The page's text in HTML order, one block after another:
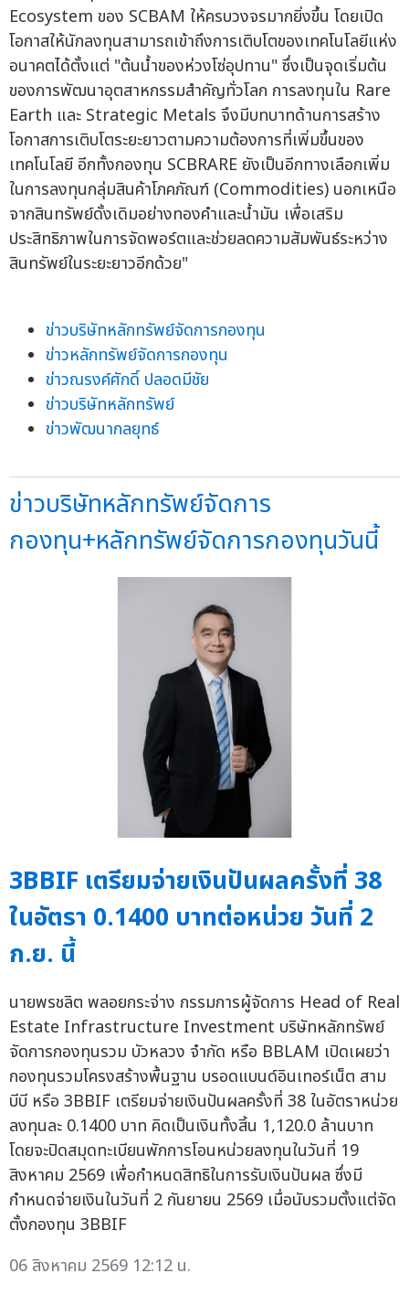
Ecosystem ของ SCBAM ให้ครบวงจรมากยิ่งขึ้น โดยเปิด
โอกาสให้นักลงทุนสามารถเข้าถึงการเติบโตของเทคโนโลยีแห่ง
อนาคตได้ตั้งแต่ "ต้นน้ำของห่วงโซ่อุปทาน" ซึ่งเป็นจุดเริ่มต้น
ของการพัฒนาอุตสาหกรรมสำคัญทั่วโลก การลงทุนใน Rare
Earth และ Strategic Metals จึงมีบทบาทด้านการสร้าง
โอกาสการเติบโตระยะยาวตามความต้องการที่เพิ่มขึ้นของ
เทคโนโลยี อีกทั้งกองทุน SCBRARE ยังเป็นอีกทางเลือกเพิ่ม
ในการลงทุนกลุ่มสินค้าโภคภัณฑ์ (Commodities) นอกเหนือ
จากสินทรัพย์ดั้งเดิมอย่างทองคำและน้ำมัน เพื่อเสริม
ประสิทธิภาพในการจัดพอร์ตและช่วยลดความสัมพันธ์ระหว่าง
สินทรัพย์ในระยะยาวอีกด้วย"
ข่าวบริษัทหลักทรัพย์จัดการกองทุน
ข่าวหลักทรัพย์จัดการกองทุน
ข่าวณรงค์ศักดิ์ ปลอดมีชัย
ข่าวบริษัทหลักทรัพย์
ข่าวพัฒนากลยุทธ์
ข่าวบริษัทหลักทรัพย์จัดการ
กองทุน+หลักทรัพย์จัดการกองทุนวันนี้
3BBIF เตรียมจ่ายเงินปันผลครั้งที่ 38
ในอัตรา 0.1400 บาทต่อหน่วย วันที่ 2
ก.ย. นี้
นายพรชลิต พลอยกระจ่าง กรรมการผู้จัดการ Head of Real
Estate Infrastructure Investment บริษัทหลักทรัพย์
จัดการกองทุนรวม บัวหลวง จำกัด หรือ BBLAM เปิดเผยว่า
กองทุนรวมโครงสร้างพื้นฐาน บรอดแบนด์อินเทอร์เน็ต สาม
บีบี หรือ 3BBIF เตรียมจ่ายเงินปันผลครั้งที่ 38 ในอัตราหน่วย
ลงทุนละ 0.1400 บาท คิดเป็นเงินทั้งสิ้น 1,120.0 ล้านบาท
โดยจะปิดสมุดทะเบียนพักการโอนหน่วยลงทุนในวันที่ 19
สิงหาคม 2569 เพื่อกำหนดสิทธิในการรับเงินปันผล ซึ่งมี
กำหนดจ่ายเงินในวันที่ 2 กันยายน 2569 เมื่อนับรวมตั้งแต่จัด
ตั้งกองทุน 3BBIF
06 สิงหาคม 2569 12:12 น.